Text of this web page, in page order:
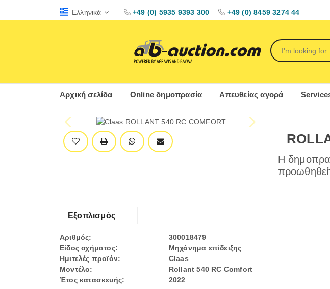
Ελληνικά +49 (0) 5935 9393 300 +49 (0) 8459 3274 44
Αρχική σελίδα Online δημοπρασία Απευθείας αγορά
Η
Εξοπλισμός
Αριθμός:
300018479
Είδος οχήματος:
Μηχάνημα επίδειξης
Ημιτελές προϊόν:
Claas
Μοντέλο:
Rollant 540 RC Comfort
Έτος κατασκευής:
2022